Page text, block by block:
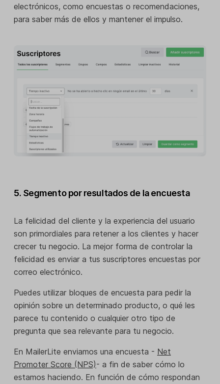
electrónicos, como encuestas o recomendaciones,
para saber más de ellos y mantener el impulso.
5. Segmento por resultados de la encuesta
La felicidad del cliente y la experiencia del usuario
son primordiales para retener a los clientes y hacer
crecer tu negocio. La mejor forma de controlar la
felicidad es enviar a tus suscriptores encuestas por
correo electrónico.
Puedes utilizar bloques de encuesta para pedir la
opinión sobre un determinado producto, o qué les
parece tu contenido o cualquier otro tipo de
pregunta que sea relevante para tu negocio.
En MailerLite enviamos una encuesta - Net
Promoter Score (NPS)- a fin de saber cómo lo
estamos haciendo. En función de cómo respondan